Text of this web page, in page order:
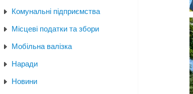
Комунальні підприємства
Місцеві податки та збори
Мобільна валізка
Наради
Новини